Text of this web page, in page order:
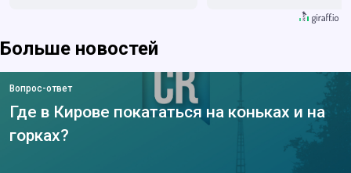
Больше новостей
Вопрос-ответ
Где в Кирове покататься на коньках и на
горках?